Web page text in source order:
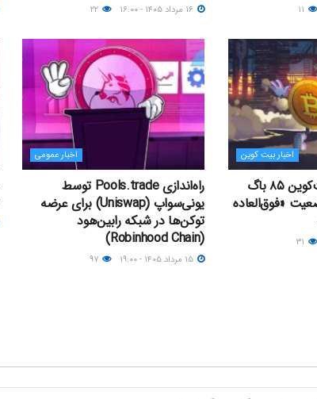
اخبار بیت کوین
توسعه‌دهندگان بیت‌کوین ۸۵ باگ
«فوق‌العاده
اخبار عمومی
راه‌اندازی Pools.trade توسط
یونی‌سواپ (Uniswap) برای عرضه
توکن‌ها در شبکه رابین‌هود
(Robinhood Chain)